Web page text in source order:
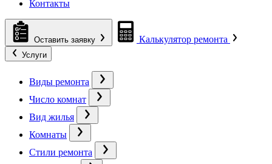
Контакты
Оставить заявку Калькулятор ремонта
Услуги
Виды ремонта
Число комнат
Вид жилья
Комнаты
Стили ремонта